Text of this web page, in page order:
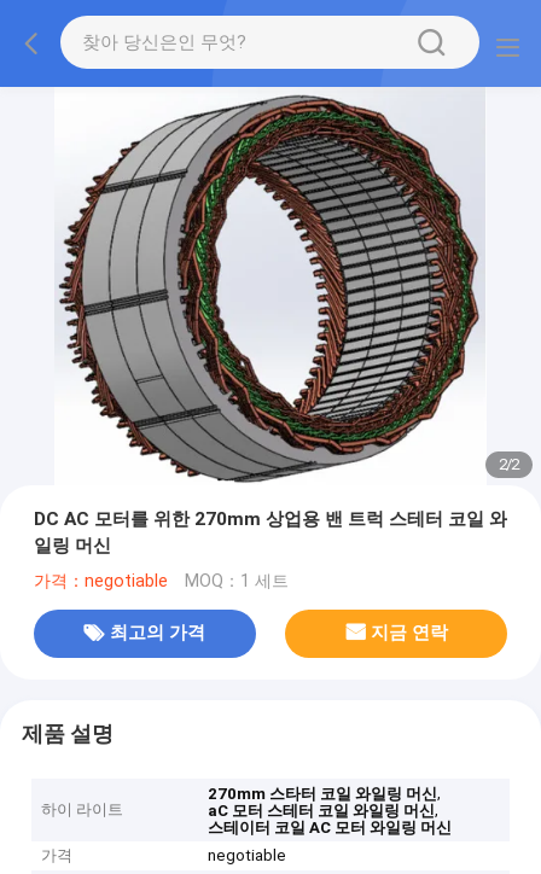
2/2
DC AC 모터를 위한 270mm 상업용 밴 트럭 스테터 코일 와
일링 머신
가격：negotiable MOQ：1 세트
최고의 가격 지금 연락
제품 설명
하이 라이트
270mm 스타터 코일 와일링 머신,
aC 모터 스테터 코일 와일링 머신,
스테이터 코일 AC 모터 와일링 머신
가격
negotiable